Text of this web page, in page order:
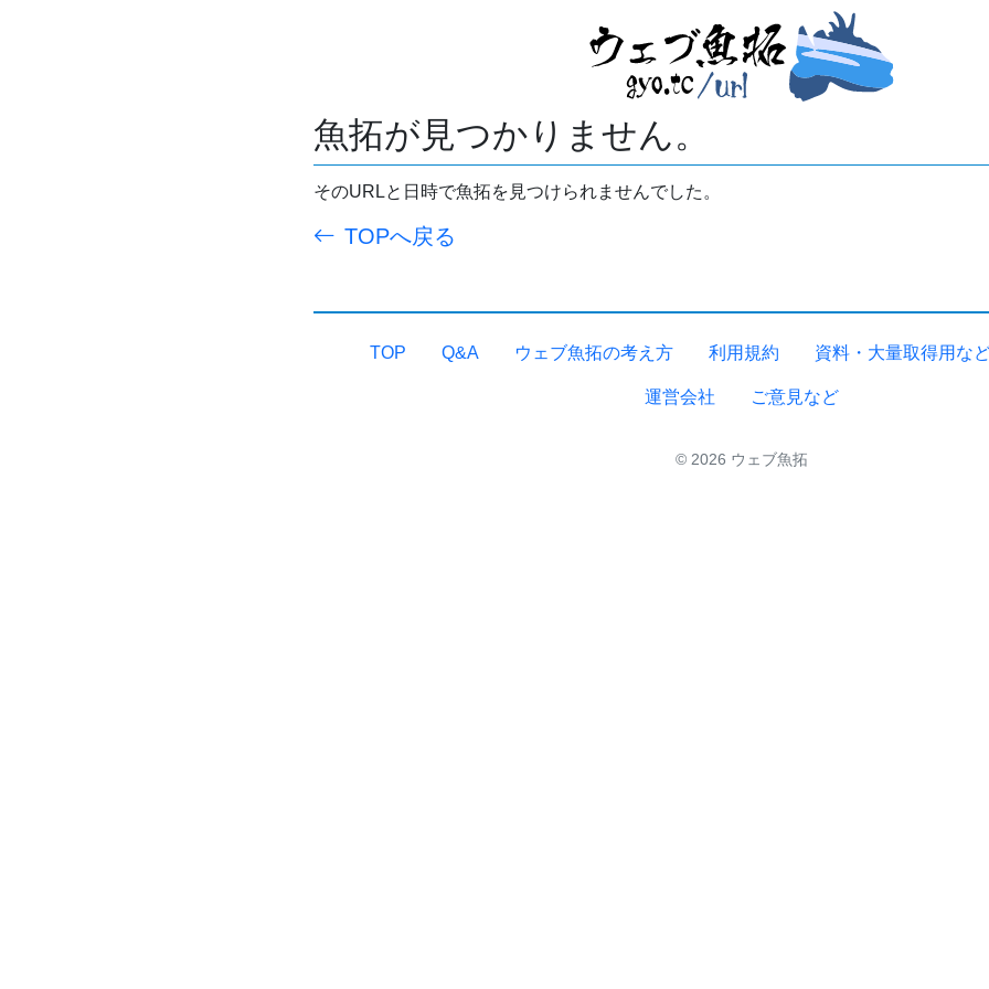
魚拓が見つかりません。
そのURLと日時で魚拓を見つけられませんでした。
TOPへ戻る
TOP Q&A ウェブ魚拓の考え方 利用規約 資料・大量取得用な
運営会社 ご意見など
© 2026 ウェブ魚拓